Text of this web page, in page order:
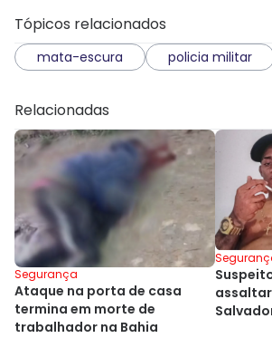
Tópicos relacionados
mata-escura policia militar
Relacionadas
Segurança
Ataque na porta de casa
termina em morte de
trabalhador na Bahia